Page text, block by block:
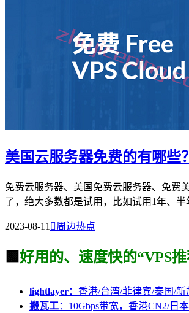
美国云服务器免费的有哪些？
免费云服务器、美国免费云服务器、免费
了，绝大多数都是试用，比如试用1年、
2023-08-11 周边热点
🟩 好用的、速度快的“VPS推
lightlayer：香港/台湾/菲律宾/泰国/
搬瓦工：10Gbps带宽，香港CN2/日